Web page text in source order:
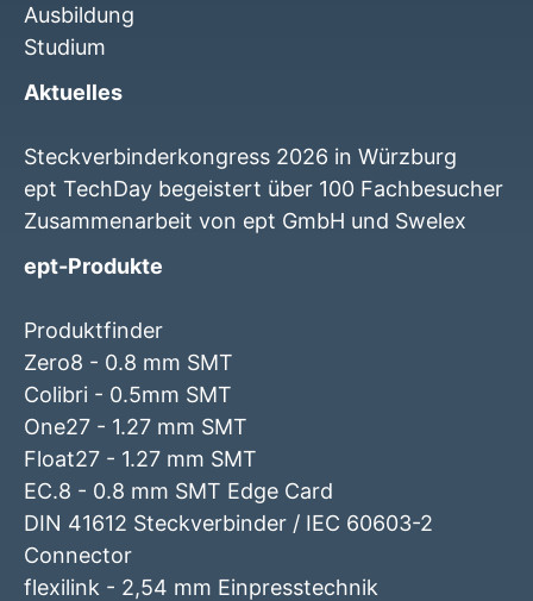
Ausbildung
Studium
Aktuelles
Steckverbinderkongress 2026 in Würzburg
ept TechDay begeistert über 100 Fachbesucher
Zusammenarbeit von ept GmbH und Swelex
ept-Produkte
Produktfinder
Zero8 - 0.8 mm SMT
Colibri - 0.5mm SMT
One27 - 1.27 mm SMT
Float27 - 1.27 mm SMT
EC.8 - 0.8 mm SMT Edge Card
DIN 41612 Steckverbinder / IEC 60603-2
Connector
flexilink - 2,54 mm Einpresstechnik